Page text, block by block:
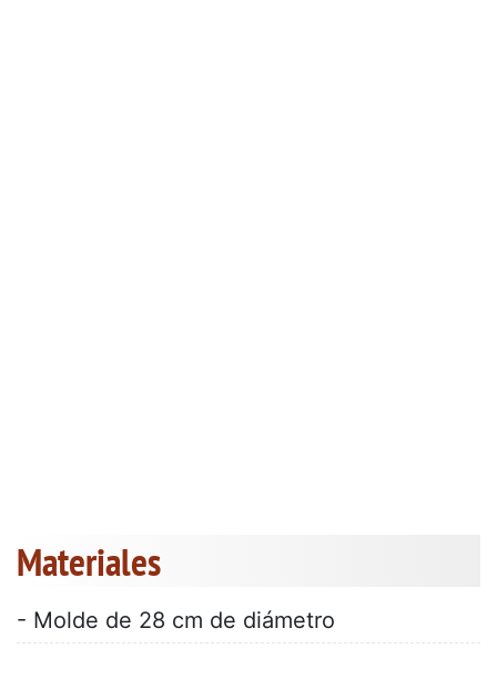
Materiales
- Molde de 28 cm de diámetro